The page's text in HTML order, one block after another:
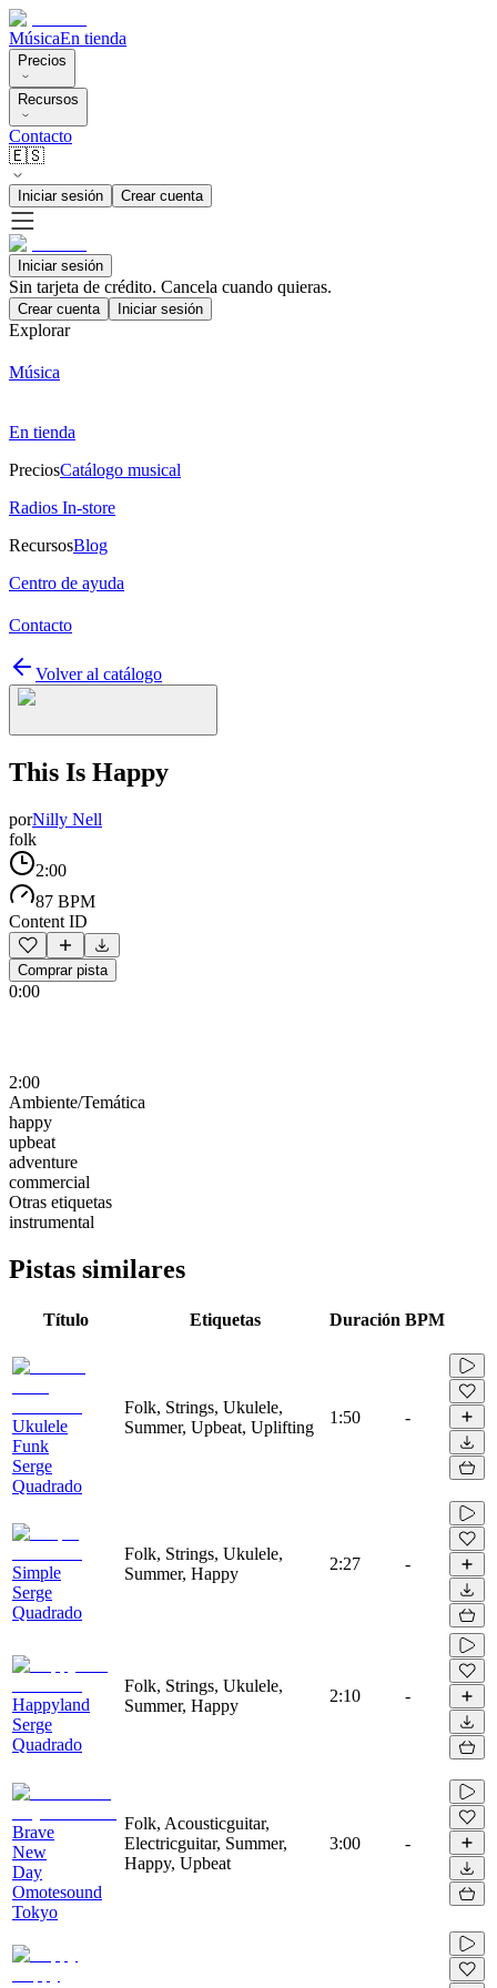
MúsicaEn tienda
Precios
Recursos
Contacto
🇪🇸
Iniciar sesión Crear cuenta
Iniciar sesión
Sin tarjeta de crédito. Cancela cuando quieras.
Crear cuenta Iniciar sesión
Explorar
Música
En tienda
PreciosCatálogo musical
Radios In-store
RecursosBlog
Centro de ayuda
Contacto
Volver al catálogo
This Is Happy
porNilly Nell
folk
2:00
87 BPM
Content ID
Comprar pista
0:00
2:00
Ambiente/Temática
happy
upbeat
adventure
commercial
Otras etiquetas
instrumental
Pistas similares
Título Etiquetas Duración BPM
Ukulele
Funk
Serge
Quadrado
Folk, Strings, Ukulele,
Summer, Upbeat, Uplifting
1:50 -
Simple
Serge
Quadrado
Folk, Strings, Ukulele,
Summer, Happy
2:27 -
Happyland
Serge
Quadrado
Folk, Strings, Ukulele,
Summer, Happy
2:10 -
Brave
New
Day
Omotesound
Tokyo
Folk, Acousticguitar,
Electricguitar, Summer,
Happy, Upbeat
3:00 -